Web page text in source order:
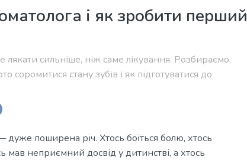
і як зробити перший
сильніше, ніж саме лікування. Розбираємо,
соромитися стану зубів і як підготуватися до
поширена річ. Хтось боїться болю, хтось
мав неприємний досвід у дитинстві, а хтось